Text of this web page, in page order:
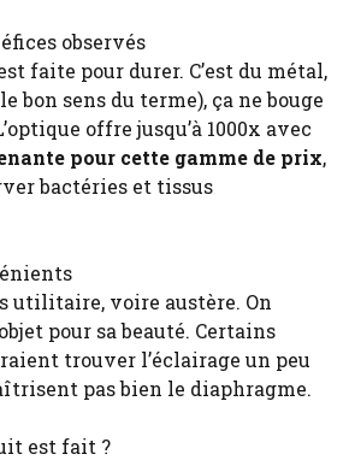
observés
faite pour durer. C’est du métal,
bon sens du terme), ça ne bouge
offre jusqu’à 1000x avec
pour cette gamme de prix,
bactéries et tissus
utilitaire, voire austère. On
pour sa beauté. Certains
trouver l’éclairage un peu
pas bien le diaphragme.
est fait ?